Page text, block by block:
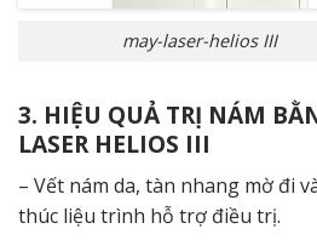
may-laser-helios III
3. HIỆU QUẢ TRỊ NÁM
LASER HELIOS III
– Vết nám da, tàn nhang mờ đi
thúc liệu trình hỗ trợ điều trị.